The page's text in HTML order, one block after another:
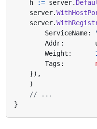
h
:= server.
server.
server.
ServiceName:
Addr:
Weight :
Tags :
}),
)
// ...
}